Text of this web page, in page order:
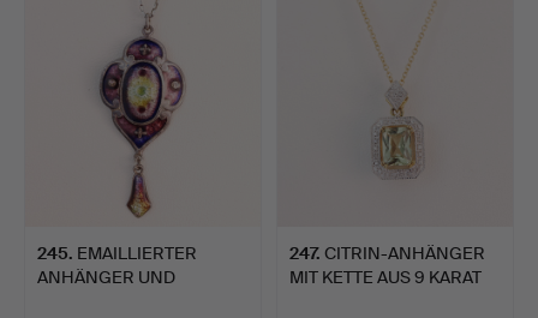
245. EMAILLIERTER
ANHÄNGER UND
247. CITRIN-ANHÄNGER
MIT KETTE AUS 9 KARAT